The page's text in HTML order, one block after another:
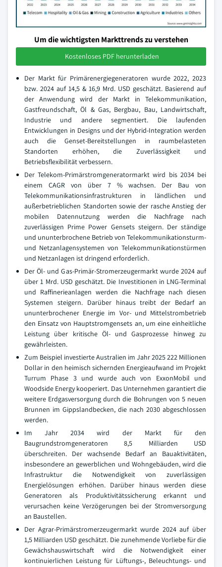
Um die wichtigsten Markttrends zu verstehen
Kostenloses PDF herunterladen
Der Markt für Primärenergiegeneratoren wurde 2022, 2023
bzw. 2024 auf 14,5 & 16,9 Mrd. USD geschätzt. Basierend auf
der Anwendung wird der Markt in Telekommunikation,
Gastfreundschaft, Öl & Gas, Bergbau, Bau, Landwirtschaft,
Industrie und andere segmentiert. Die laufenden
Entwicklungen in Designs und der Hybrid-Integration werden
auch die Genset-Bereitstellungen in raumbelasteten
Standorten erhöhen, die Zuverlässigkeit und
Betriebsflexibilität verbessern.
Der Telekom-Primärstromgeneratormarkt wird bis 2034 bei
einem CAGR von über 7 % wachsen. Der Bau von
Telekommunikationsinfrastrukturen in ländlichen und
außerbetrieblichen Standorten sowie der rasche Anstieg der
mobilen Datennutzung werden die Nachfrage nach
zuverlässigen Prime Power Gensets steigern. Der ständige
und ununterbrochene Betrieb von Telekommunikationsturm-
und Netzanlagensystemen von Telekommunikationstürmen
und Netzanlagen ist dringend erforderlich.
Der Öl- und Gas-Primär-Stromerzeugermarkt wurde 2024 auf
über 1 Mrd. USD geschätzt. Die Investitionen in LNG-Terminal
und Raffinerieanlagen werden die Nachfrage nach diesen
Systemen steigern. Darüber hinaus treibt der Bedarf an
ununterbrochener Energie im Vor- und Mittelstrombetrieb
den Einsatz von Hauptstromgensets an, um eine einheitliche
Leistung über kritische Öl- und Gasprozesse hinweg zu
gewährleisten.
Zum Beispiel investierte Australien im Jahr 2025 222 Millionen
Dollar in den heimisch sichernden Energieaufwand im Projekt
Turrum Phase 3 und wurde auch von ExxonMobil und
Woodside Energy kooperiert. Das Unternehmen garantiert die
weitere Erdgasversorgung durch die Bohrungen von 5 neuen
Brunnen im Gippslandbecken, die nach 2030 abgeschlossen
werden.
Im Jahr 2034 wird der Markt für den
Baugrundstromgeneratoren 8,5 Milliarden USD
überschreiten. Der wachsende Bedarf an Bauaktivitäten,
insbesondere an gewerblichen und Wohngebäuden, wird die
Infrastruktur die Notwendigkeit von zuverlässigen
Energielösungen erhöhen. Darüber hinaus werden diese
Generatoren als Produktivitätssicherung erkannt und
verursachen keine Verzögerungen bei der Stromversorgung
an Baustellen.
Der Agrar-Primärstromerzeugermarkt wurde 2024 auf über
1,5 Milliarden USD geschätzt. Die zunehmende Vorliebe für die
Gewächshauswirtschaft wird die Notwendigkeit einer
kontinuierlichen Leistung für Lüftungs-, Beleuchtungs- und